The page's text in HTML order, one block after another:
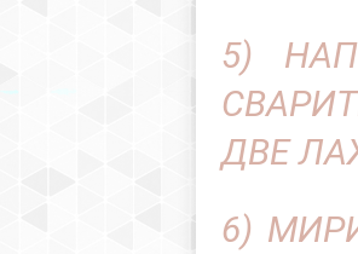
5)
ДВЕ
6)